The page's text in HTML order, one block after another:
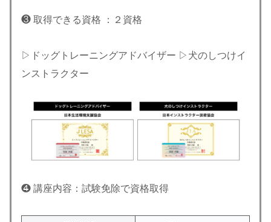
❸ 取得できる資格 ：２資格
▷ドッグトレーニングアドバイザー ▷犬のしつけイ
ンストラクター
❹ 講座内容：試験免除で資格取得